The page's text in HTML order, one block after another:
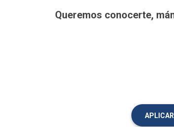
Queremos conocerte,
APLICAR